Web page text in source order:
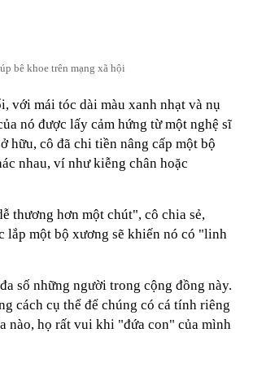
bê khoe trên mạng xã hội
với mái tóc dài màu xanh nhạt và nụ
nó được lấy cảm hứng từ một nghệ sĩ
hữu, cô đã chi tiền nâng cấp một bộ
nhau, ví như kiễng chân hoặc
thương hơn một chút", cô chia sẻ,
một bộ xương sẽ khiến nó có "linh
số những người trong cộng đồng này.
cách cụ thể để chúng có cá tính riêng
nào, họ rất vui khi "đứa con" của mình